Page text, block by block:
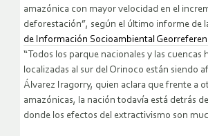
amazónica con mayor velocidad en el
deforestación”, según el último informe de
de Información Socioambiental
“Todos los parque nacionales y las cuencas
localizadas al sur del Orinoco están siendo
Álvarez Iragorry, quien aclara que frente a
amazónicas, la nación todavía está detrás
donde los efectos del extractivismo son